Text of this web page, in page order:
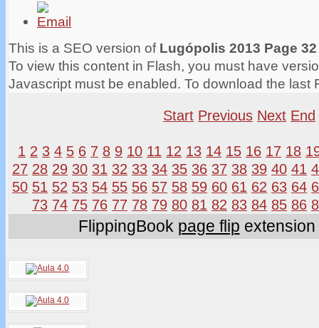
This is a SEO version of Lugópolis 2013 Page 32
To view this content in Flash, you must have
Javascript must be enabled. To download the last
Start Previous Next End
1 2 3 4 5 6 7 8 9 10 11 12 13 14 15 16 17 18
27 28 29 30 31 32 33 34 35 36 37 38 39 40 41
50 51 52 53 54 55 56 57 58 59 60 61 62 63 64
73 74 75 76 77 78 79 80 81 82 83 84 85 86
FlippingBook page flip